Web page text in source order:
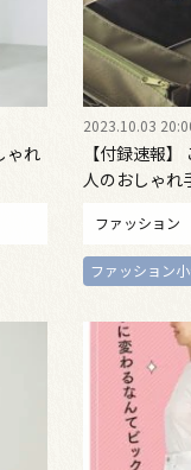
ゃれ
2023.10.03
【付録速報
人のおしゃれ
ファッション
ファッション